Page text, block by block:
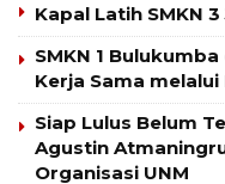
Kapal Latih SMKN
SMKN 1
Kerja Sama
Siap Lulus Belum
Agustin
Organisasi UNM